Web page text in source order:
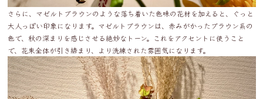
さらに、マゼルトブラウンのような落ち着いた色味の花材を加えると、ぐっと
大人っぽい印象になります。マゼルトブラウンは、赤みがかったブラウン系の
色で、秋の深まりを感じさせる絶妙なトーン。これをアクセントに使うこと
で、花束全体が引き締まり、より洗練された雰囲気になります。